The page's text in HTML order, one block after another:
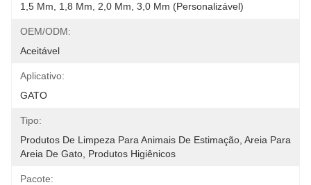
1,5 Mm, 1,8 Mm, 2,0 Mm, 3,0 Mm (personalizável)
OEM/ODM:
Aceitável
Aplicativo:
GATO
Tipo:
Produtos De Limpeza Para Animais De Estimação, Areia Para
Areia De Gato, Produtos Higiênicos
Pacote: